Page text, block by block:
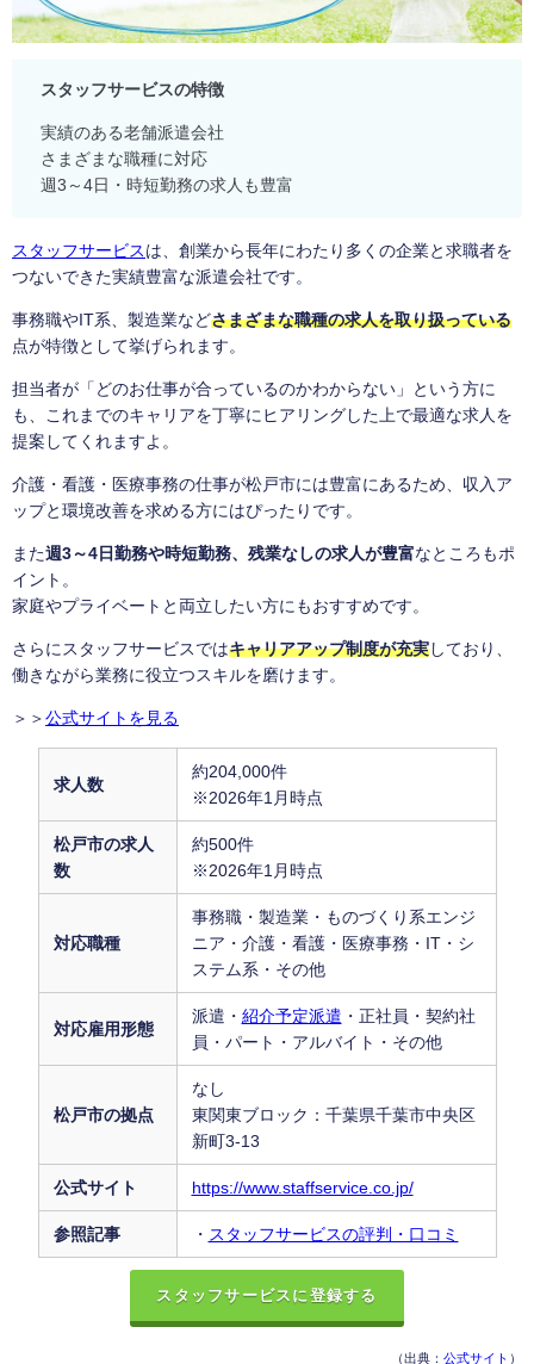
スタッフサービスの特徴
実績のある老舗派遣会社
さまざまな職種に対応
週3～4日・時短勤務の求人も豊富
スタッフサービス は、創業から長年にわたり多くの企業と求職者を
つないできた実績豊富な派遣会社です。
事務職やIT系、製造業などさまざまな職種の求人を取り扱っている
点が特徴として挙げられます。
担当者が「どのお仕事が合っているのかわからない」という方に
も、これまでのキャリアを丁寧にヒアリングした上で最適な求人を
提案してくれますよ。
介護・看護・医療事務の仕事が松戸市には豊富にあるため、収入ア
ップと環境改善を求める方にはぴったりです。
また週3～4日勤務や時短勤務、残業なしの求人が豊富なところもポ
イント。
家庭やプライベートと両立したい方にもおすすめです。
さらにスタッフサービスではキャリアアップ制度が充実 しており、
働きながら業務に役立つスキルを磨けます。
＞＞ 公式サイトを見る
求人数
約204,000件
※2026年1月時点
松戸市の求人
数
約500件
※2026年1月時点
対応職種
事務職・製造業・ものづくり系エンジ
ニア・介護・看護・医療事務・IT・シ
ステム系・その他
対応雇用形態
派遣・ 紹介予定派遣 ・正社員・契約社
員・パート・アルバイト・その他
松戸市の拠点
なし
東関東ブロック：千葉県千葉市中央区
新町3-13
公式サイト https://www.staffservice.co.jp/
参照記事 ・ スタッフサービスの評判・口コミ
スタッフサービスに登録する
（出典： 公式サイト ）